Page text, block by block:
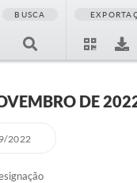
BUSCA
DE
2022